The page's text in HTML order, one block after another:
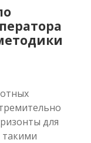
для
такими